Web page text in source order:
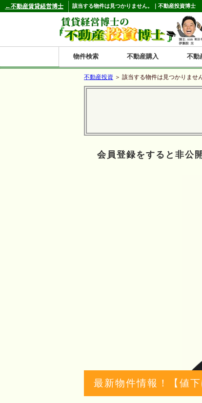
該当する物件は見つかりません。｜不動産投資博士
物件検索 不動産購入 不動
←不動産賃貸経営博士
不動産投資 ＞ 該当する物件は見つかりません
会員登録をすると非公
最新物件情報！【値